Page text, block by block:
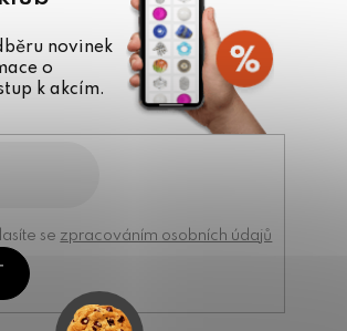
novinek
o
k akcím.
se zpracováním osobních údajů